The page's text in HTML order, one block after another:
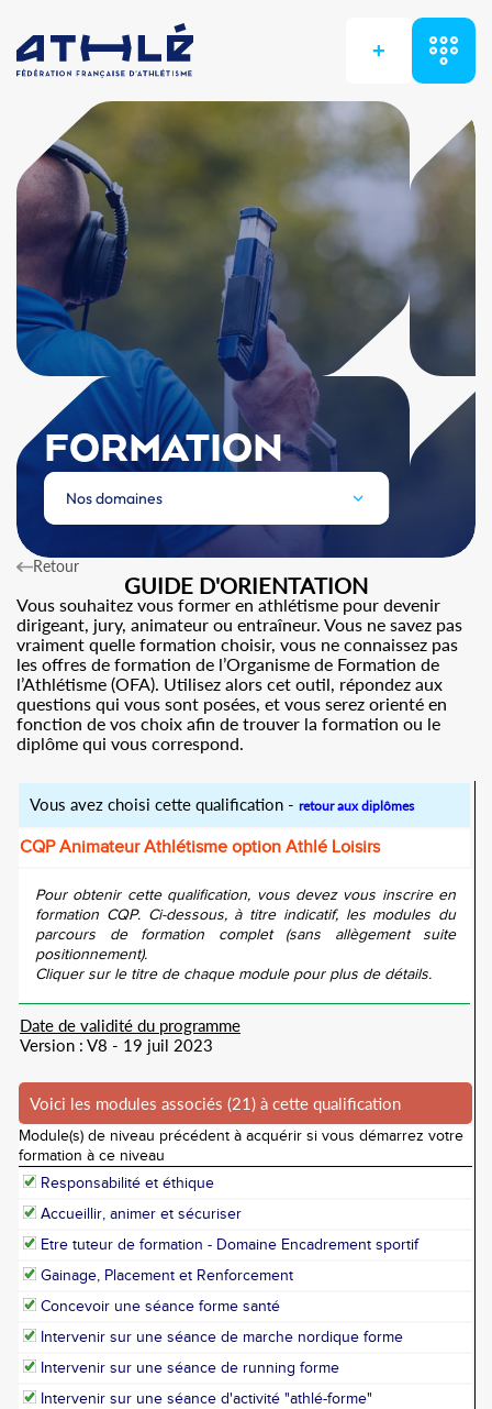
+
FORMATION
Nos domaines
Retour
GUIDE D'ORIENTATION
Vous souhaitez vous former en athlétisme pour devenir
dirigeant, jury, animateur ou entraîneur. Vous ne savez pas
vraiment quelle formation choisir, vous ne connaissez pas
les offres de formation de l’Organisme de Formation de
l’Athlétisme (OFA). Utilisez alors cet outil, répondez aux
questions qui vous sont posées, et vous serez orienté en
fonction de vos choix afin de trouver la formation ou le
diplôme qui vous correspond.
Vous avez choisi cette qualification - retour aux diplômes
CQP Animateur Athlétisme option Athlé Loisirs
Pour obtenir cette qualification, vous devez vous inscrire en
formation CQP. Ci-dessous, à titre indicatif, les modules du
parcours de formation complet (sans allègement suite
positionnement).
Cliquer sur le titre de chaque module pour plus de détails.
Date de validité du programme
Version : V8 - 19 juil 2023
Voici les modules associés (21) à cette qualification
Module(s) de niveau précédent à acquérir si vous démarrez votre
formation à ce niveau
Responsabilité et éthique
Accueillir, animer et sécuriser
Etre tuteur de formation - Domaine Encadrement sportif
Gainage, Placement et Renforcement
Concevoir une séance forme santé
Intervenir sur une séance de marche nordique forme
Intervenir sur une séance de running forme
Intervenir sur une séance d'activité "athlé-forme"